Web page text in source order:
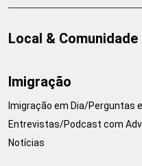
Local & Comunidade
Imigração
Imigração em Dia/Perguntas
Entrevistas/Podcast com
Notícias